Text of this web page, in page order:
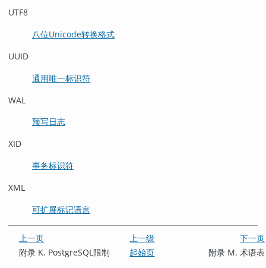
UTF8
八位Unicode转换格式
UUID
通用唯一标识符
WAL
预写日志
XID
事务标识符
XML
可扩展标记语言
上一页 上一级
下一页
附录 K. PostgreSQL限制 起始页 附录 M. 术语表